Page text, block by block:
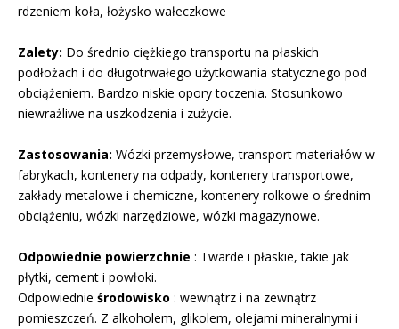
rdzeniem koła, łożysko wałeczkowe
Zalety: Do średnio ciężkiego transportu na płaskich
podłożach i do długotrwałego użytkowania statycznego pod
obciążeniem. Bardzo niskie opory toczenia. Stosunkowo
niewrażliwe na uszkodzenia i zużycie.
Zastosowania: Wózki przemysłowe, transport materiałów w
fabrykach, kontenery na odpady, kontenery transportowe,
zakłady metalowe i chemiczne, kontenery rolkowe o średnim
obciążeniu, wózki narzędziowe, wózki magazynowe.
Odpowiednie powierzchnie : Twarde i płaskie, takie jak
płytki, cement i powłoki.
Odpowiednie środowisko : wewnątrz i na zewnątrz
pomieszczeń. Z alkoholem, glikolem, olejami mineralnymi i